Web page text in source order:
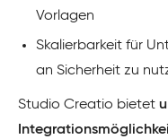
Vorlagen
Skalierbarkeit für
an Sicherheit zu
Studio Creatio bietet